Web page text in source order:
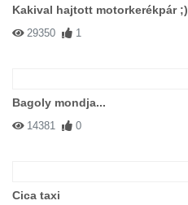
Kakival hajtott motorkerékpár ;)
29350 1
Bagoly mondja...
14381 0
Cica taxi